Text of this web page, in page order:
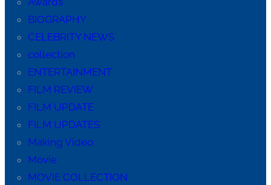
BIOGRAPHY
CELEBRITY NEWS
collection
ENTERTAINMENT
FILM REVIEW
FILM UPDATE
FILM UPDATES
Making Video
Movie
MOVIE COLLECTION